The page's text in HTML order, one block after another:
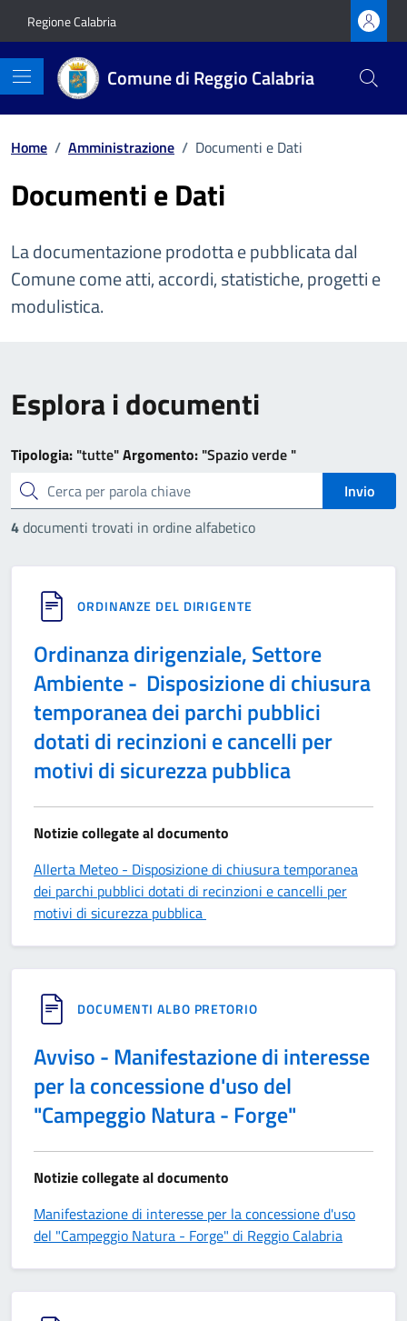
Regione Calabria
Comune di Reggio Calabria
Home / Amministrazione / Documenti e Dati
Documenti e Dati
La documentazione prodotta e pubblicata dal
Comune come atti, accordi, statistiche, progetti e
modulistica.
Esplora i documenti
Tipologia: "tutte"Argomento: "Spazio verde "
cerca
Invio
4documenti trovati in ordine alfabetico
ORDINANZE DEL DIRIGENTE
Ordinanza dirigenziale, Settore
Ambiente - Disposizione di chiusura
temporanea dei parchi pubblici
dotati di recinzioni e cancelli per
motivi di sicurezza pubblica
Notizie collegate al documento
Allerta Meteo - Disposizione di chiusura temporanea
dei parchi pubblici dotati di recinzioni e cancelli per
motivi di sicurezza pubblica
DOCUMENTI ALBO PRETORIO
Avviso - Manifestazione di interesse
per la concessione d'uso del
"Campeggio Natura - Forge"
Notizie collegate al documento
Manifestazione di interesse per la concessione d'uso
del "Campeggio Natura - Forge" di Reggio Calabria